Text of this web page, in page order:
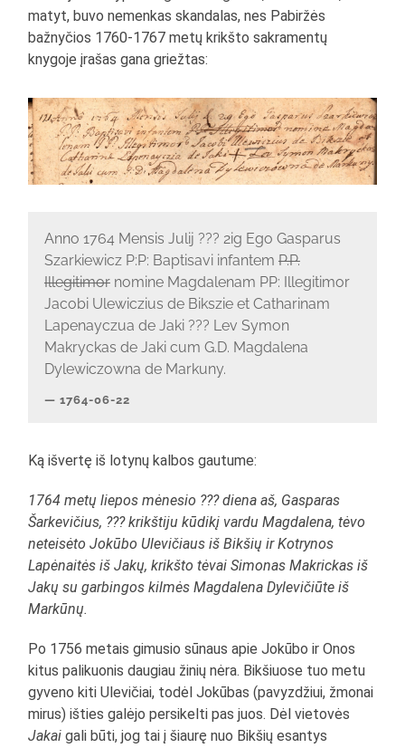
matyt, buvo nemenkas skandalas, nes Pabiržės
bažnyčios 1760-1767 metų krikšto sakramentų
knygoje įrašas gana griežtas:
Anno 1764 Mensis Julij ??? 2ig Ego Gasparus
Szarkiewicz P:P: Baptisavi infantem P.P.
Illegitimornomine Magdalenam PP: Illegitimor
Jacobi Ulewiczius de Bikszie et Catharinam
Lapenayczua de Jaki ??? Lev Symon
Makryckas de Jaki cum G.D. Magdalena
Dylewiczowna de Markuny.
1764-06-22
Ką išvertę iš lotynų kalbos gautume:
1764 metų liepos mėnesio ??? diena aš, Gasparas
Šarkevičius, ??? krikštiju kūdikį vardu Magdalena, tėvo
neteisėto Jokūbo Ulevičiaus iš Bikšių ir Kotrynos
Lapėnaitės iš Jakų, krikšto tėvai Simonas Makrickas iš
Jakų su garbingos kilmės Magdalena Dylevičiūte iš
Markūnų.
Po 1756 metais gimusio sūnaus apie Jokūbo ir Onos
kitus palikuonis daugiau žinių nėra. Bikšiuose tuo metu
gyveno kiti Ulevičiai, todėl Jokūbas (pavyzdžiui, žmonai
mirus) išties galėjo persikelti pas juos. Dėl vietovės
Jakai gali būti, jog tai į šiaurę nuo Bikšių esantys